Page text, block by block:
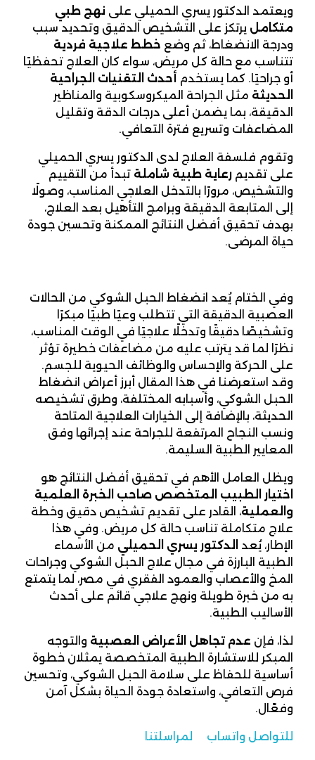
ويعتمد الدكتور يسري الحميلي على نهج طبي
متكامل يرتكز على التشخيص الدقيق وتحديد سبب
ودرجة الانضغاط، ثم وضع خطط علاجية فردية
تتناسب مع حالة كل مريض، سواء كان العلاج تحفظيًا
أو جراحيًا. كما يستخدم
أحدث التقنيات الجراحية
الحديثة مثل الجراحة الميكروسكوبية والمناظير
الدقيقة، بما يضمن أعلى درجات الدقة وتقليل
المضاعفات وتسريع فترة التعافي.
وتقوم فلسفة العلاج لدى الدكتور يسري الحميلي
على تقديمرعاية طبية شاملة تبدأ من التقييم
والتشخيص، مرورًا بالتدخل العلاجي المناسب، وصولًا
إلى المتابعة الدقيقة وبرامج التأهيل بعد العلاج،
بهدف تحقيق أفضل النتائج الممكنة وتحسين جودة
حياة المرضى.
وفي الختام يُعد انضغاط الحبل الشوكي من الحالات
العصبية الدقيقة التي تتطلب وعيًا طبيًا مبكرًا
وتشخيصًا دقيقًا وتدخلًا علاجيًا في الوقت المناسب،
نظرًا لما قد يترتب عليه من مضاعفات خطيرة تؤثر
على الحركة والإحساس والوظائف الحيوية للجسم.
وقد استعرضنا في هذا المقال أبرز أعراض انضغاط
الحبل الشوكي، وأسبابه المختلفة، وطرق تشخيصه
الحديثة، بالإضافة إلى الخيارات العلاجية المتاحة
ونسب النجاح المرتفعة للجراحة عند إجرائها وفق
المعايير الطبية السليمة.
ويظل العامل الأهم في تحقيق أفضل النتائج هو
اختيار الطبيب المتخصص صاحب الخبرة العلمية
والعملية، القادر على تقديم تشخيص دقيق وخطة
علاج متكاملة تناسب حالة كل مريض. وفي هذا
الإطار، يُعد
الدكتور يسري الحميلي من الأسماء
الطبية البارزة في مجال علاج الحبل الشوكي وجراحات
المخ والأعصاب والعمود الفقري في مصر، لما يتمتع
به من خبرة طويلة ونهج علاجي قائم على أحدث
الأساليب الطبية.
لذا، فإن عدم تجاهل الأعراض العصبية والتوجه
المبكر للاستشارة الطبية المتخصصة يمثلان خطوة
أساسية للحفاظ على سلامة الحبل الشوكي، وتحسين
فرص التعافي، واستعادة جودة الحياة بشكل آمن
وفعّال.
للتواصل واتساب لمراسلتنا